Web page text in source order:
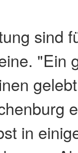
sind
"Ein
in